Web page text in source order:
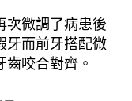
次微調了病患後
牙而前牙搭配微
咬合對齊。